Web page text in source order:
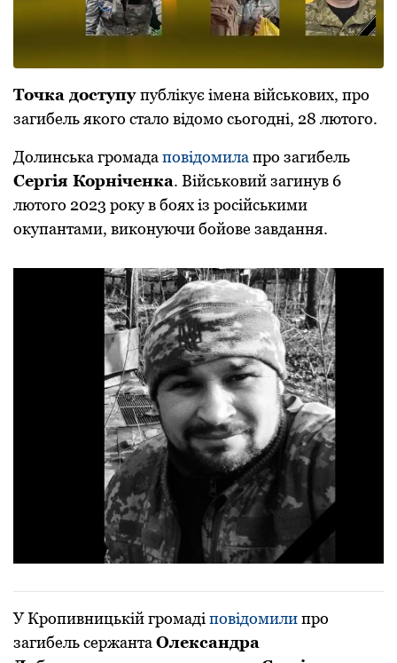
Точка доступупублікує імена військових, про
загибель якого стало відомо сьогодні, 28 лютого.
Долинська громада повідомила про загибель
Сергія Корніченка. Військовий загинув 6
лютого 2023 року в боях із російськими
окупантами, виконуючи бойове завдання.
У Кропивницькій громадіповідомилипро
загибель сержантаОлександра